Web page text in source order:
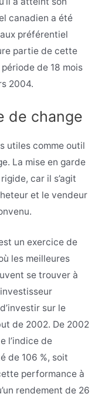
canadien a été
préférentiel
partie de cette
période de 18 mois
2004.
de change
utiles comme outil
La mise en garde
car il s’agit
et le vendeur
un exercice de
les meilleures
se trouver à
investisseur
sur le
de 2002. De 2002
l’indice de
de 106 %, soit
performance à
rendement de 26